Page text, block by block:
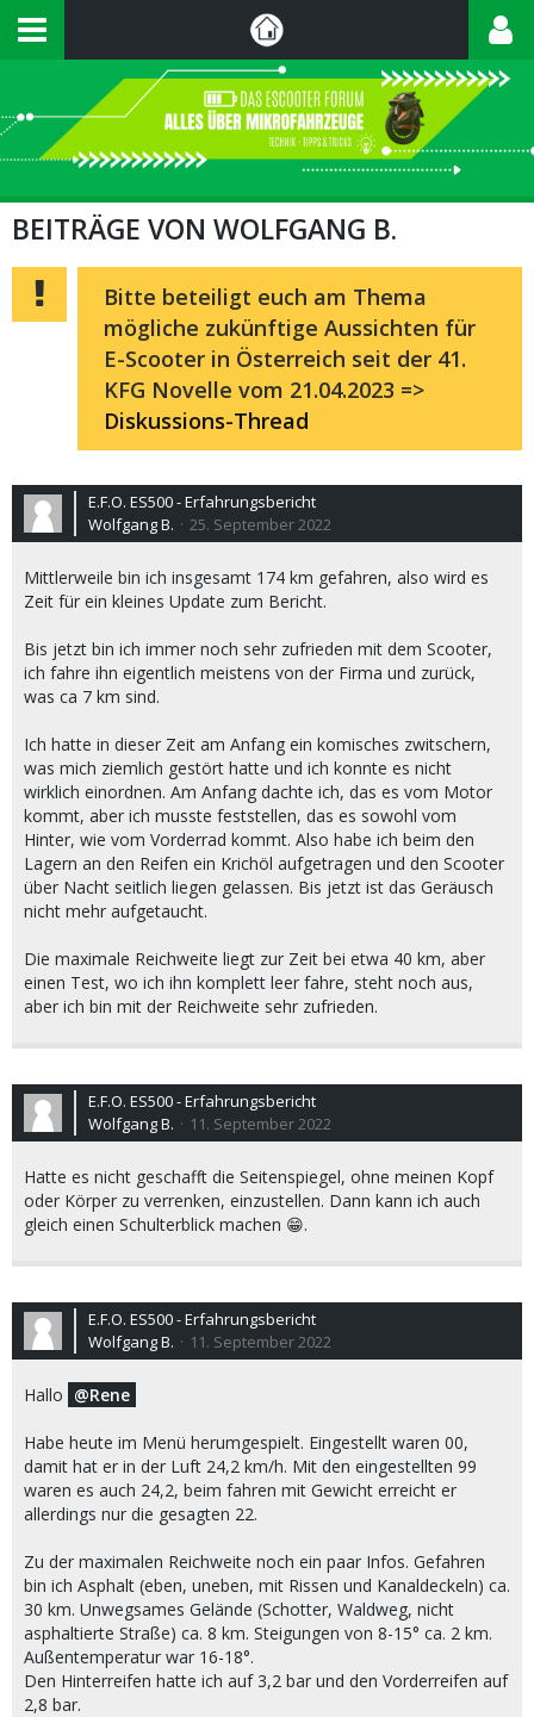
BEITRÄGE VON WOLFGANG B.
Bitte beteiligt euch am Thema
mögliche zukünftige Aussichten für
E-Scooter in Österreich seit der 41.
KFG Novelle vom 21.04.2023 =>
Diskussions-Thread
E.F.O. ES500 - Erfahrungsbericht
Wolfgang B.
25. September 2022
Mittlerweile bin ich insgesamt 174 km gefahren, also wird es
Zeit für ein kleines Update zum Bericht.
Bis jetzt bin ich immer noch sehr zufrieden mit dem Scooter,
ich fahre ihn eigentlich meistens von der Firma und zurück,
was ca 7 km sind.
Ich hatte in dieser Zeit am Anfang ein komisches zwitschern,
was mich ziemlich gestört hatte und ich konnte es nicht
wirklich einordnen. Am Anfang dachte ich, das es vom Motor
kommt, aber ich musste feststellen, das es sowohl vom
Hinter, wie vom Vorderrad kommt. Also habe ich beim den
Lagern an den Reifen ein Krichöl aufgetragen und den Scooter
über Nacht seitlich liegen gelassen. Bis jetzt ist das Geräusch
nicht mehr aufgetaucht.
Die maximale Reichweite liegt zur Zeit bei etwa 40 km, aber
einen Test, wo ich ihn komplett leer fahre, steht noch aus,
aber ich bin mit der Reichweite sehr zufrieden.
E.F.O. ES500 - Erfahrungsbericht
Wolfgang B.
11. September 2022
Hatte es nicht geschafft die Seitenspiegel, ohne meinen Kopf
oder Körper zu verrenken, einzustellen. Dann kann ich auch
gleich einen Schulterblick machen 😁.
E.F.O. ES500 - Erfahrungsbericht
Wolfgang B.
11. September 2022
Hallo Rene
Habe heute im Menü herumgespielt. Eingestellt waren 00,
damit hat er in der Luft 24,2 km/h. Mit den eingestellten 99
waren es auch 24,2, beim fahren mit Gewicht erreicht er
allerdings nur die gesagten 22.
Zu der maximalen Reichweite noch ein paar Infos. Gefahren
bin ich Asphalt (eben, uneben, mit Rissen und Kanaldeckeln) ca.
30 km. Unwegsames Gelände (Schotter, Waldweg, nicht
asphaltierte Straße) ca. 8 km. Steigungen von 8-15° ca. 2 km.
Außentemperatur war 16-18°.
Den Hinterreifen hatte ich auf 3,2 bar und den Vorderreifen auf
2,8 bar.